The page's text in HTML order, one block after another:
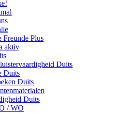
Freunde Plus
aktiv
Duits
Duits
Duits
Duits
/ WO